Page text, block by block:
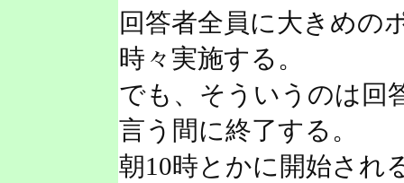
回答者全員に大きめの
時々実施する。
でも、そういうのは回
言う間に終了する。
朝10時とかに開始さ